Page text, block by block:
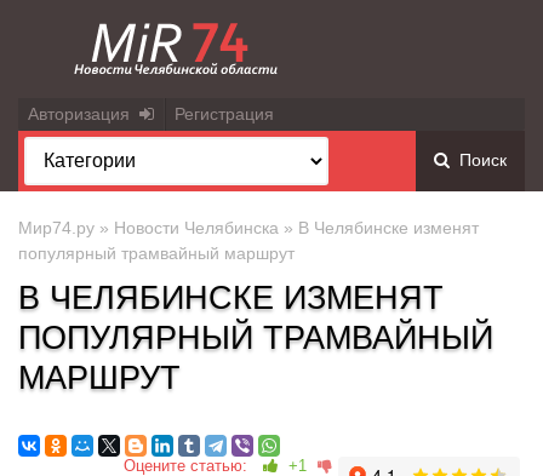
Авторизация Регистрация
Поиск
Мир74.ру » Новости Челябинска » В Челябинске изменят
популярный трамвайный маршрут
В ЧЕЛЯБИНСКЕ ИЗМЕНЯТ
ПОПУЛЯРНЫЙ ТРАМВАЙНЫЙ
МАРШРУТ
Оцените статью: +1